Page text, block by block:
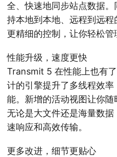
全、快速地同步站点数据
持本地到本地、远程到远
更精细的控制，让你轻松管
性能升级，速度更快
Transmit 5 在性能上也有
计的引擎提升了多线程效
能。新增的活动视图让你随
无论是大文件还是海量数
速响应和高效传输。
更多改进，细节更贴心